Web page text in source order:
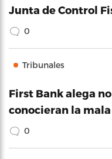
Junta de Control
0
Tribunales
First Bank alega
conocieran la
0